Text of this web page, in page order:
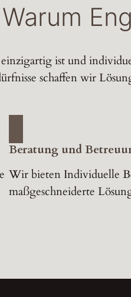
Warum
ist und
schaffen wir
Beratung und
Wir bieten Individuelle
maßgeschneiderte